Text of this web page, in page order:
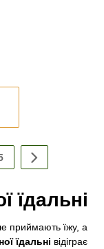
їдальні
приймають їжу, а
їдальні відіграє